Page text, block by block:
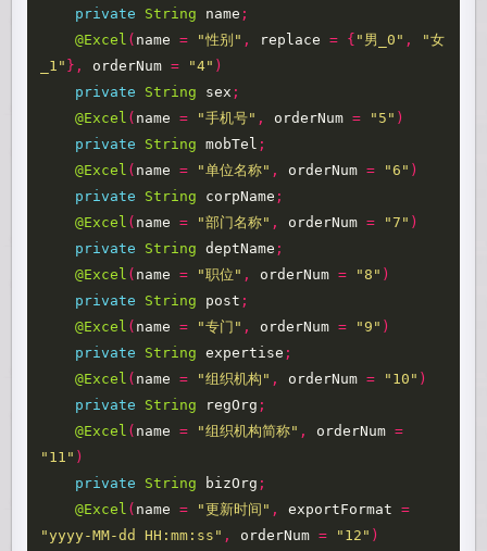
private
String name ;
@Excel ( name = "性别" , replace = { "男_0" ,
"女
_1" }, orderNum = "4" )
private
String sex ;
@Excel ( name = "手机号" , orderNum = "5" )
private
String mobTel ;
@Excel ( name = "单位名称" , orderNum = "6" )
private
String corpName ;
@Excel ( name = "部门名称" , orderNum = "7" )
private
String deptName ;
@Excel ( name = "职位" , orderNum = "8" )
private
String post ;
@Excel ( name = "专门" , orderNum = "9" )
private
String expertise ;
@Excel ( name = "组织机构" , orderNum = "10" )
private
String regOrg ;
@Excel ( name = "组织机构简称" , orderNum =
"11" )
private
String bizOrg ;
@Excel ( name = "更新时间" , exportFormat
=
"yyyy-MM-dd HH:mm:ss" , orderNum = "12" )